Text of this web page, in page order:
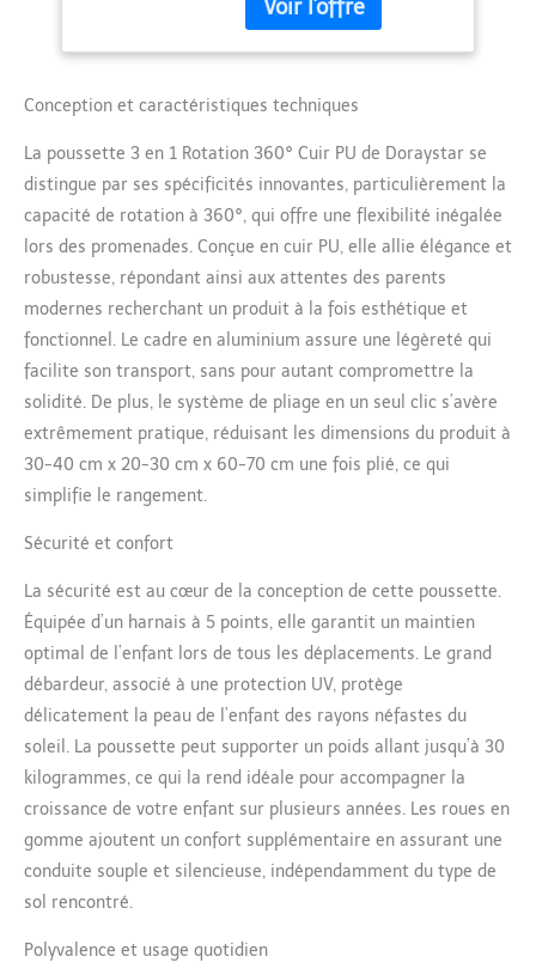
soleil, du vent et de la
matériau en cuir PU de
un environnement
Cette pousette 3 en 1
dispose également d'un
accoudoir amovible pour
un accès pratique à votre
panier de couchage offre
beaucoup d'espace pour
que votre bébé puisse se
reposer et se détendre.
【360° Pivotant Siège】
Cette landeau bébé 3 en
1 est dotée d'un
mécanisme de
à la fois fonctionnalité et
confort exceptionnel
pour votre bébé. La
capacité de rotation
innovante à 360° de
cette poussette bébé 3
en 1 permet aux parents
de surveiller facilement
l'environnement de leur
bébé depuis n'importe
quelle direction pendant
les excursions.
poussette 3 en 1 sert
Conception et caractéristiques techniques
La poussette 3 en 1 Rotation 360° Cuir PU de Doraystar se
distingue par ses spécificités innovantes, particulièrement la
capacité de rotation à 360°, qui offre une flexibilité inégalée
lors des promenades. Conçue en cuir PU, elle allie élégance et
robustesse, répondant ainsi aux attentes des parents
modernes recherchant un produit à la fois esthétique et
fonctionnel. Le cadre en aluminium assure une légèreté qui
facilite son transport, sans pour autant compromettre la
solidité. De plus, le système de pliage en un seul clic s’avère
extrêmement pratique, réduisant les dimensions du produit à
30-40 cm x 20-30 cm x 60-70 cm une fois plié, ce qui
simplifie le rangement.
Sécurité et confort
La sécurité est au cœur de la conception de cette poussette.
Équipée d’un harnais à 5 points, elle garantit un maintien
optimal de l’enfant lors de tous les déplacements. Le grand
débardeur, associé à une protection UV, protège
délicatement la peau de l’enfant des rayons néfastes du
soleil. La poussette peut supporter un poids allant jusqu’à 30
kilogrammes, ce qui la rend idéale pour accompagner la
croissance de votre enfant sur plusieurs années. Les roues en
gomme ajoutent un confort supplémentaire en assurant une
conduite souple et silencieuse, indépendamment du type de
sol rencontré.
Polyvalence et usage quotidien